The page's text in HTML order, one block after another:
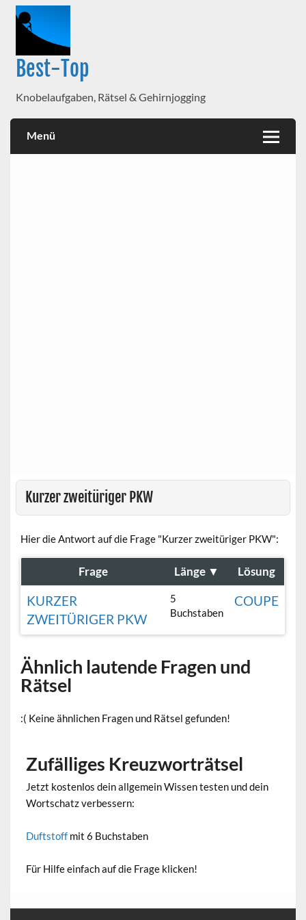
Best-Top
Knobelaufgaben, Rätsel & Gehirnjogging
Menü
Kurzer zweitüriger PKW
Hier die Antwort auf die Frage "Kurzer zweitüriger PKW":
Frage Länge ▼ Lösung
KURZER
ZWEITÜRIGER PKW
5
Buchstaben
COUPE
Ähnlich lautende Fragen und
Rätsel
:( Keine ähnlichen Fragen und Rätsel gefunden!
Zufälliges Kreuzworträtsel
Jetzt kostenlos dein allgemein Wissen testen und dein
Wortschatz verbessern:
Duftstoff mit 6 Buchstaben
Für Hilfe einfach auf die Frage klicken!